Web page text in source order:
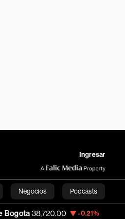
Ingresar
Negocios Podcasts
38,720.00 -0.21% Apple 310.94